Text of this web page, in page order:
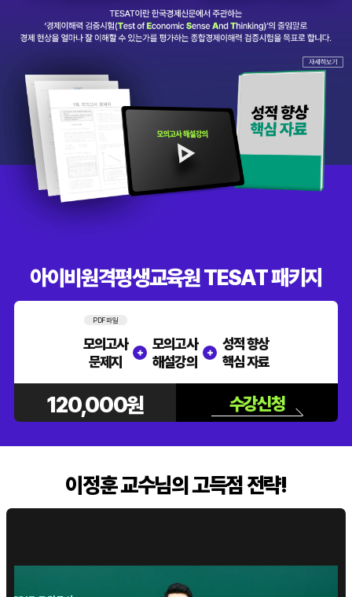
아이비원격평생교육원 TESAT 패키지
PDF 파일
모의고사
문제지
+
모의고사
해설강의
+
성적 향상
핵심 자료
120,000원 수강신청
이정훈 교수님의 고득점 전략!